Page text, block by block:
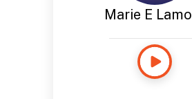
Marie E